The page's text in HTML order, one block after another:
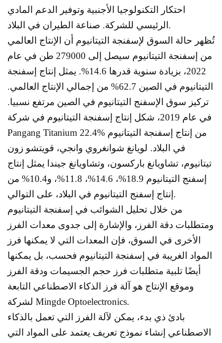
احتكار التكنولوجيا الأجنبية وتوفير الدعم المادي
الرئيسي للشركة. صناعة الطيران في البلاد.
تُظهر حالة السوق لإسفنجة التيتانيوم أن الإنتاج العالمي
من إسفنجة التيتانيوم سيصل إلى 279000 طن في عام
2022، بزيادة سنوية قدرها 14.6%. يمثل إنتاج إسفنجة
التيتانيوم في الصين 62.7% من إجمالي الإنتاج العالمي.
تركيز سوق الإسفنج التيتانيوم في الصين مرتفع نسبيا.
في عام 2019، شكل إنتاج إسفنجة التيتانيوم في شركة
Pangang Titanium 22.4% من إنتاج إسفنجة التيتانيوم
في البلاد. لويانغ شوانغروي وانجي، قويتشو زون
تيتانيوم، تشاويانغ باركسون، وتشاويانغ جيندا يمثل إنتاج
إسفنج التيتانيوم 18.9%، 14.6%، 11.8%، و10.4% من
إنتاج إسفنج التيتانيوم في البلاد، على التوالي.
من خلال تحليل الشوائب في إسفنجة التيتانيوم
ومتطلبات دقة الفرز، والإشارة إلى جدوى معدات الفرز
الأخرى في السوق، فإن المعدات التي لا يمكنها فرز
المواد الغريبة في إسفنجة التيتانيوم فحسب، بل يمكنها
أيضًا تلبية متطلبات فرز حجم الجسيمات ودقة الفرز
وموقع الإنتاج هو آلة فرز الذكاء الاصطناعي التابعة
لشركة Mingde Optoelectronics.
بادئ ذي بدء، يمكن لآلة الفرز التي تعمل بالذكاء
الاصطناعي إنشاء نموذج تعريف يعتمد على المواد التي